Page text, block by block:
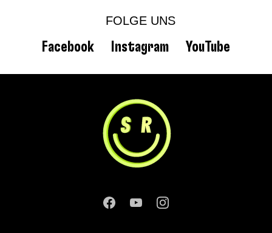
FOLGE UNS
Facebook Instagram YouTube